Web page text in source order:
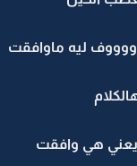
ليه ماوافقت
يعني هي وافقت